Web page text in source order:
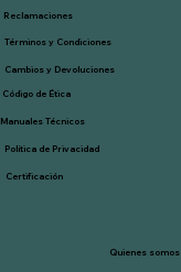
Términos y Condiciones
Reclamaciones
Cambios y Devoluciones
Código de Ética
Política de Privacidad
Manuales Técnicos
Certificación
Quienes somos